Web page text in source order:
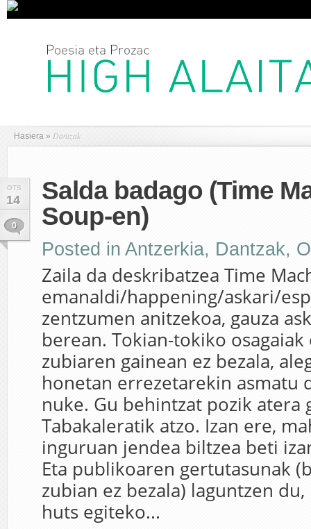
Hasiera » Dantzak
OTS
14
0
Salda badago (Time
Soup-en)
Posted in Antzerkia, Dantzak,
Zaila da deskribatzea Time
emanaldi/happening/askari/
zentzumen anitzekoa, gauza
berean. Tokian-tokiko
zubiaren gainean ez bezala,
honetan errezetarekin asmatu
nuke. Gu behintzat pozik atera
Tabakaleratik atzo. Izan ere,
inguruan jendea biltzea beti
Eta publikoaren gertutasunak
zubian ez bezala) laguntzen
huts egiteko...